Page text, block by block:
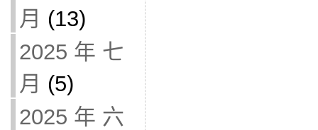
月 (13)
2025 年 七
月 (5)
2025 年 六